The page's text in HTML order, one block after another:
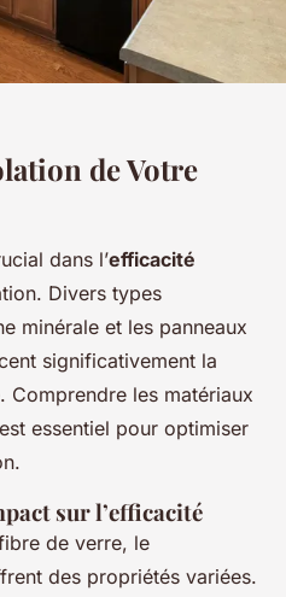
de Votre
dans l’efficacité
Divers types
minérale et les panneaux
significativement la
Comprendre les matériaux
essentiel pour optimiser
sur l’efficacité
de verre, le
des propriétés variées.